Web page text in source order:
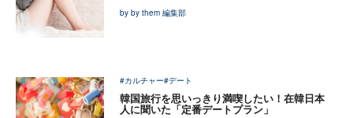
by by them 編集部
#カルチャー#デート
韓国旅行を思いっきり満喫したい！在韓日本
人に聞いた「定番デートプラン」